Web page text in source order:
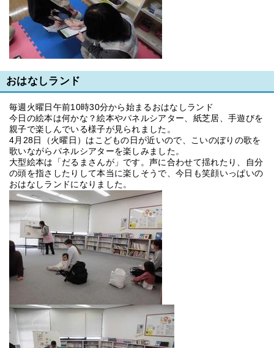
おはなしランド
毎週火曜日午前10時30分から始まるおはなしランド
今日の絵本は何かな？絵本やパネルシアター、紙芝居、手遊びを
親子で楽しんでいる様子が見られました。
4月28日（火曜日）はこどもの日が近いので、こいのぼりの歌を
歌いながらパネルシアターを楽しみました。
大型絵本は「だるまさんが」です。声に合わせて揺れたり、自分
の頭を指さしたりして本当に楽しそうで、今日も笑顔いっぱいの
おはなしランドになりました。